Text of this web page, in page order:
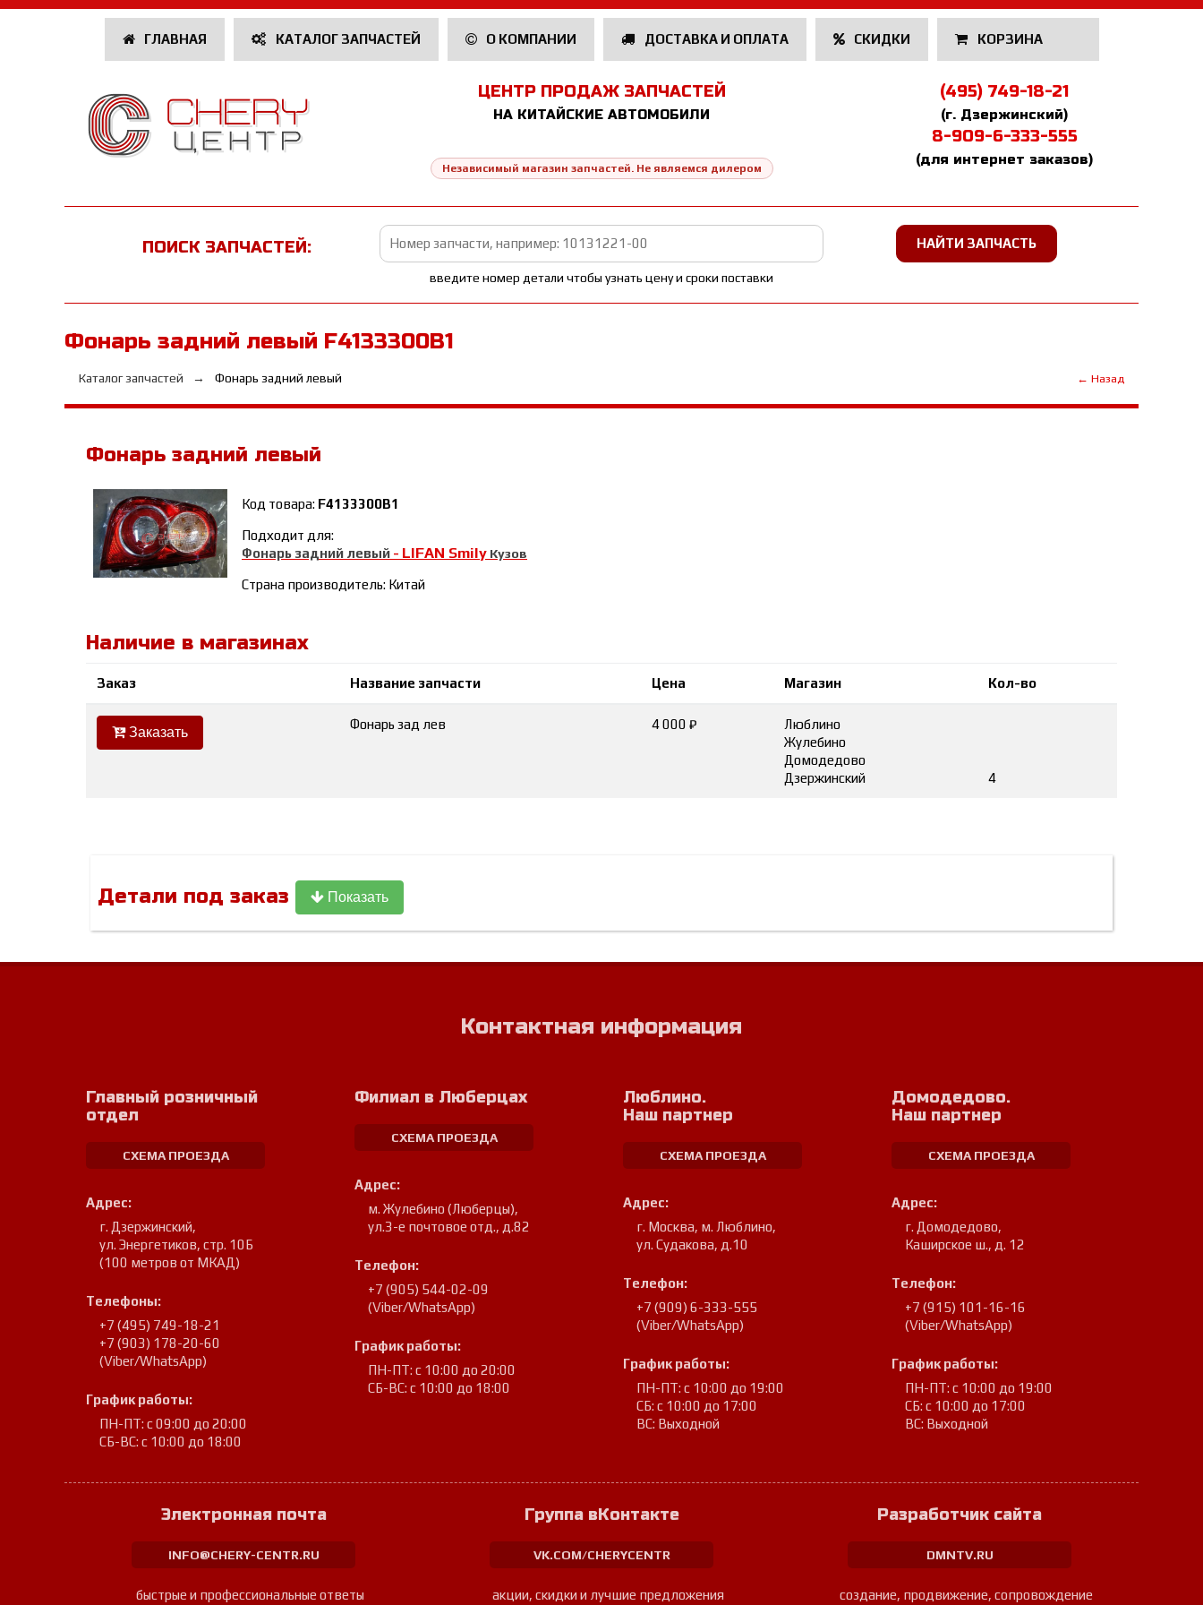
ГЛАВНАЯ КАТАЛОГ ЗАПЧАСТЕЙ О КОМПАНИИ ДОСТАВКА И ОПЛАТА СКИДКИ КОРЗИНА
ЦЕНТР ПРОДАЖ ЗАПЧАСТЕЙ
НА КИТАЙСКИЕ АВТОМОБИЛИ
Независимый магазин запчастей. Не являемся дилером
(495) 749-18-21
(г. Дзержинский)
8-909-6-333-555
(для интернет заказов)
ПОИСК ЗАПЧАСТЕЙ:
введите номер детали чтобы узнать цену и сроки поставки
Фонарь задний левый F4133300B1
Каталог запчастей Фонарь задний левый ← Назад
Фонарь задний левый
Код товара: F4133300B1
Подходит для:
Фонарь задний левый - LIFAN Smily Кузов
Страна производитель: Китай
Наличие в магазинах
Заказ Название запчасти Цена Магазин Кол-во
Заказать
Фонарь зад лев 4 000 ₽
Люблино
Жулебино
Домодедово
Дзержинский
4
Детали под заказ Показать
Контактная информация
Главный розничный
отдел
СХЕМА ПРОЕЗДА
Адрес:
г. Дзержинский,
ул. Энергетиков, стр. 10Б
(100 метров от МКАД)
Телефоны:
+7 (495) 749-18-21
+7 (903) 178-20-60
(Viber/WhatsApp)
График работы:
ПН-ПТ: с 09:00 до 20:00
СБ-ВС: с 10:00 до 18:00
Филиал в Люберцах
СХЕМА ПРОЕЗДА
Адрес:
м. Жулебино (Люберцы),
ул.3-е почтовое отд., д.82
Телефон:
+7 (905) 544-02-09
(Viber/WhatsApp)
График работы:
ПН-ПТ: с 10:00 до 20:00
СБ-ВС: с 10:00 до 18:00
Люблино.
Наш партнер
СХЕМА ПРОЕЗДА
Адрес:
г. Москва, м. Люблино,
ул. Судакова, д.10
Телефон:
+7 (909) 6-333-555
(Viber/WhatsApp)
График работы:
ПН-ПТ: с 10:00 до 19:00
СБ: с 10:00 до 17:00
ВС: Выходной
Домодедово.
Наш партнер
СХЕМА ПРОЕЗДА
Адрес:
г. Домодедово,
Каширское ш., д. 12
Телефон:
+7 (915) 101-16-16
(Viber/WhatsApp)
График работы:
ПН-ПТ: с 10:00 до 19:00
СБ: с 10:00 до 17:00
ВС: Выходной
Электронная почта
INFO@CHERY-CENTR.RU
быстрые и профессиональные ответы
Группа вКонтакте
VK.COM/CHERYCENTR
акции, скидки и лучшие предложения
Разработчик сайта
DMNTV.RU
создание, продвижение, сопровождение